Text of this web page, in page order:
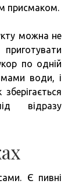
присмаком.
можна не
по одній
води, і
відразу
Є пивні